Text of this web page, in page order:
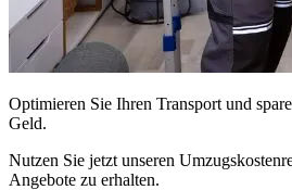
Optimieren Sie Ihren Transport und
Geld.
Nutzen Sie jetzt unseren
Angebote zu erhalten.